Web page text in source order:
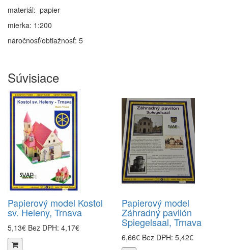
materiál: papier
mierka: 1:200
náročnosť/obtiažnosť: 5
Súvisiace
Papierový model Kostol
sv. Heleny, Trnava
5,13€ Bez DPH: 4,17€
Papierový model
Záhradný pavilón
Spiegelsaal, Trnava
6,66€ Bez DPH: 5,42€